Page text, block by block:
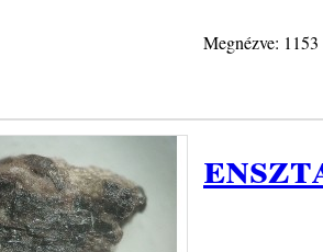
Megnézve: